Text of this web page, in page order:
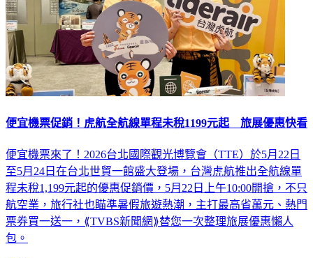
便宜機票促銷！虎航全航線單程未稅1199元起 旅展優惠快看
便宜機票來了！2026台北國際觀光博覽會（TTE）於5月22日
至5月24日在台北世貿一館盛大登場，台灣虎航推出全航線單
程未稅1,199元起的優惠促銷價，5月22日上午10:00開搶，不只
航空業，旅行社也瞄準暑假旅遊熱潮，主打最高省萬元、熱門
票券買一送一，⟪TVBS新聞網⟫替您一次整理旅展優惠懶人
包。